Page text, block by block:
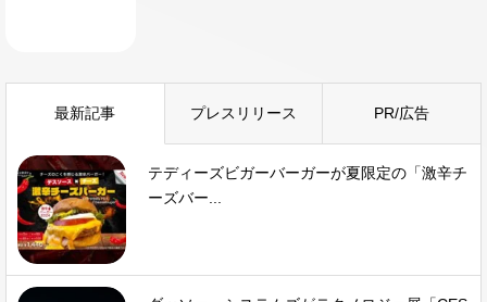
最新記事 プレスリリース PR/広告
テディーズビガーバーガーが夏限定の「激辛チ
ーズバー...